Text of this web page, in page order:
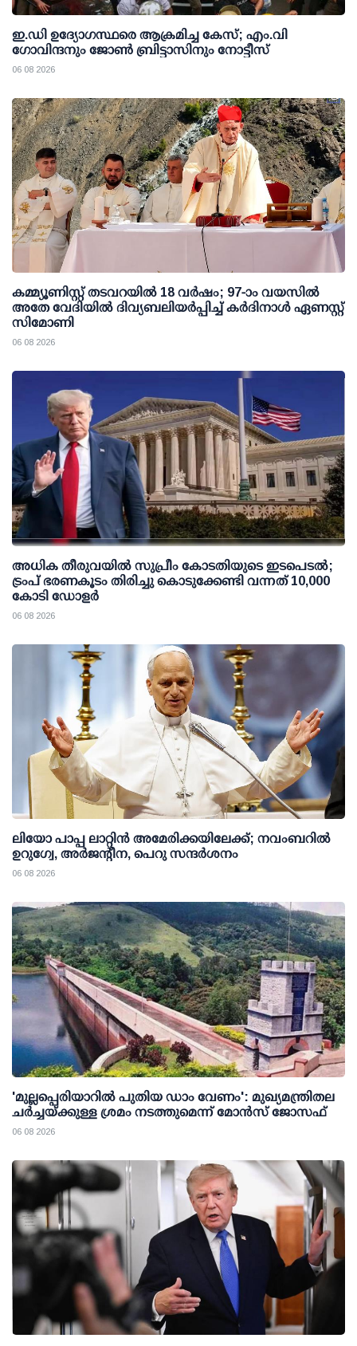
ഇ.ഡി ഉദ്യോഗസ്ഥരെ ആക്രമിച്ച കേസ്; എം.വി
ഗോവിന്ദനും ജോണ്‍ ബ്രിട്ടാസിനും നോട്ടീസ്
06 08 2026
കമ്മ്യൂണിസ്റ്റ് തടവറയില്‍ 18 വര്‍ഷം; 97-ാം വയസില്‍
അതേ വേദിയില്‍ ദിവ്യബലിയര്‍പ്പിച്ച് കര്‍ദിനാള്‍ ഏണസ്റ്റ്
സിമോണി
06 08 2026
അധിക തീരുവയില്‍ സുപ്രീം കോടതിയുടെ ഇടപെടല്‍;
ട്രംപ് ഭരണകൂടം തിരിച്ചു കൊടുക്കേണ്ടി വന്നത് 10,000
കോടി ഡോളര്‍
06 08 2026
ലിയോ പാപ്പ ലാറ്റിൻ അമേരിക്കയിലേക്ക്; നവംബറിൽ
ഉറുഗ്വേ, അർജന്റീന, പെറു സന്ദർശനം
06 08 2026
'മുല്ലപ്പെരിയാറില്‍ പുതിയ ഡാം വേണം': മുഖ്യമന്ത്രിതല
ചര്‍ച്ചയ്ക്കുള്ള ശ്രമം നടത്തുമെന്ന് മോന്‍സ് ജോസഫ്
06 08 2026